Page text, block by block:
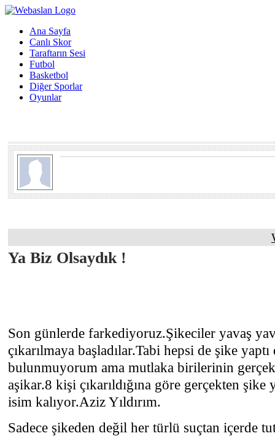
Ana Sayfa
Canlı Skor
Taraftarın Sesi
Futbol
Basketbol
Diğer Sporlar
Oyunlar
Ya Biz Olsaydık !
Son günlerde farkediyoruz.Şikeciler yavaş
çıkarılmaya başladılar.Tabi hepsi de şike
bulunmuyorum ama mutlaka birilerinin
aşikar.8 kişi çıkarıldığına göre gerçekten şike
isim kalıyor.Aziz Yıldırım.
Sadece şikeden değil her türlü suçtan içerde